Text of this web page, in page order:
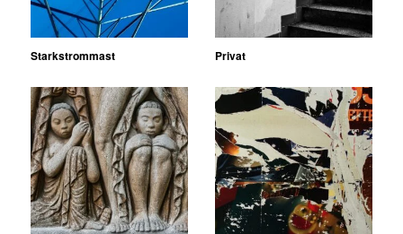
Starkstrommast Privat